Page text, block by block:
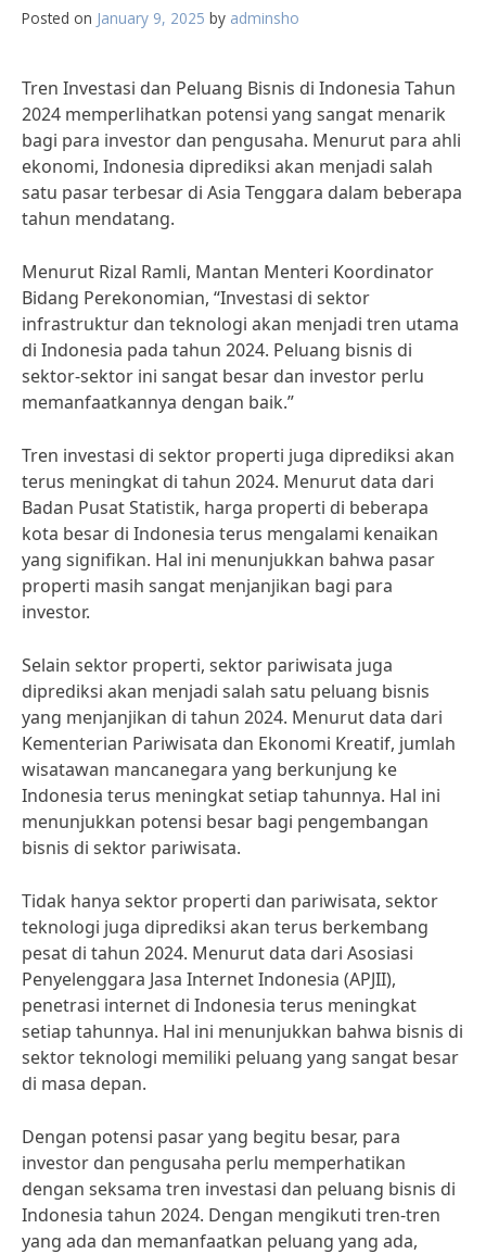
Posted on January 9, 2025 by adminsho
Tren Investasi dan Peluang Bisnis di Indonesia Tahun
2024 memperlihatkan potensi yang sangat menarik
bagi para investor dan pengusaha. Menurut para ahli
ekonomi, Indonesia diprediksi akan menjadi salah
satu pasar terbesar di Asia Tenggara dalam beberapa
tahun mendatang.
Menurut Rizal Ramli, Mantan Menteri Koordinator
Bidang Perekonomian, “Investasi di sektor
infrastruktur dan teknologi akan menjadi tren utama
di Indonesia pada tahun 2024. Peluang bisnis di
sektor-sektor ini sangat besar dan investor perlu
memanfaatkannya dengan baik.”
Tren investasi di sektor properti juga diprediksi akan
terus meningkat di tahun 2024. Menurut data dari
Badan Pusat Statistik, harga properti di beberapa
kota besar di Indonesia terus mengalami kenaikan
yang signifikan. Hal ini menunjukkan bahwa pasar
properti masih sangat menjanjikan bagi para
investor.
Selain sektor properti, sektor pariwisata juga
diprediksi akan menjadi salah satu peluang bisnis
yang menjanjikan di tahun 2024. Menurut data dari
Kementerian Pariwisata dan Ekonomi Kreatif, jumlah
wisatawan mancanegara yang berkunjung ke
Indonesia terus meningkat setiap tahunnya. Hal ini
menunjukkan potensi besar bagi pengembangan
bisnis di sektor pariwisata.
Tidak hanya sektor properti dan pariwisata, sektor
teknologi juga diprediksi akan terus berkembang
pesat di tahun 2024. Menurut data dari Asosiasi
Penyelenggara Jasa Internet Indonesia (APJII),
penetrasi internet di Indonesia terus meningkat
setiap tahunnya. Hal ini menunjukkan bahwa bisnis di
sektor teknologi memiliki peluang yang sangat besar
di masa depan.
Dengan potensi pasar yang begitu besar, para
investor dan pengusaha perlu memperhatikan
dengan seksama tren investasi dan peluang bisnis di
Indonesia tahun 2024. Dengan mengikuti tren-tren
yang ada dan memanfaatkan peluang yang ada,